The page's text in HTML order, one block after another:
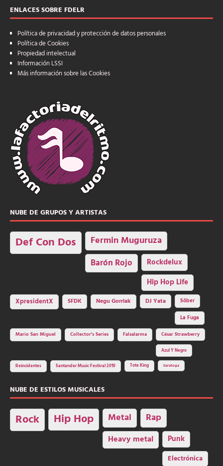
ENLACES SOBRE FDELR
Política de privacidad y protección de datos personales
Política de Cookies
Propiedad intelectual
Información LSSI
Más información sobre las Cookies
NUBE DE GRUPOS Y ARTISTAS
Def Con Dos Fermin Muguruza
Barón Rojo Rockdelux
Hip Hop Life
XpresidentX SFDK Negu Gorriak DJ Yata
Sôber
La Fuga
Mario San Miguel
Collector's Series Falsalarma César Strawberry
Azul Y Negro
Reincidentes Santander Music Festival 2019 Tote King Saratoga
NUBE DE ESTILOS MUSICALES
Rock Hip Hop Metal Rap
Heavy metal Punk
Electrónica